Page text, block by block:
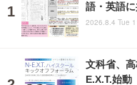
語・英語に
2026.8.4 Tue
文科省、
E.X.T.始動